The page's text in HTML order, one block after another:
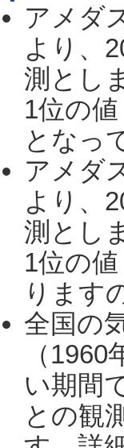
アメダ
より、
測とし
1位の
となっ
アメダ
より、
測とし
1位の
ります
全国の
（
い期間
との観